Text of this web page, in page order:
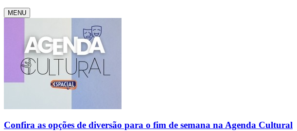
MENU
Confira as opções de diversão para o fim de semana na Agenda Cultural